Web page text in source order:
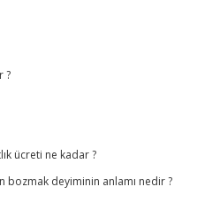
?
ücreti ne kadar ?
bozmak deyiminin anlamı nedir ?